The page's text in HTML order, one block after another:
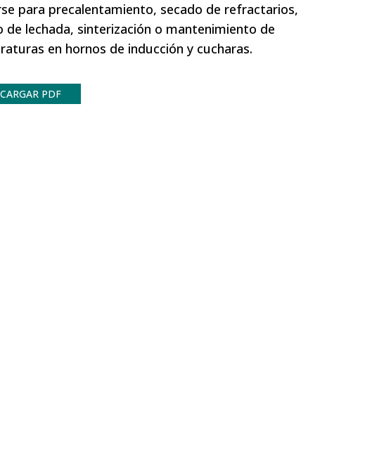
para precalentamiento, secado de refractarios,
de lechada, sinterización o mantenimiento de
en hornos de inducción y cucharas.
PDF